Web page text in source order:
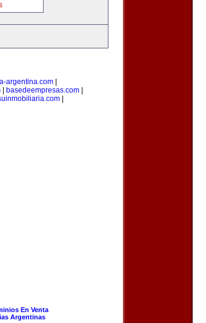
argentina.com
| basedeempresas.com|
|
En Venta
Argentinas